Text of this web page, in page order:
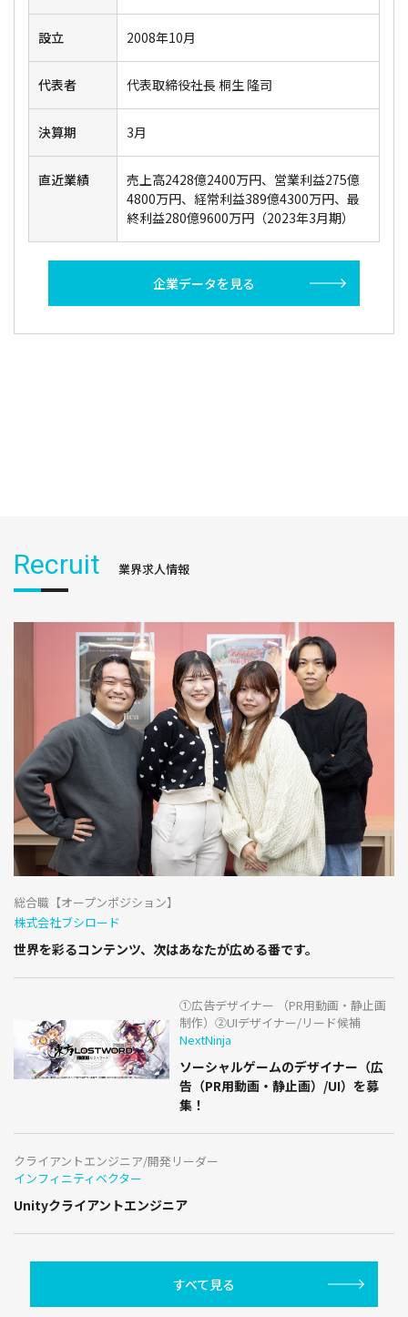
設立 2008年10月
代表者 代表取締役社長 桐生 隆司
決算期 3月
直近業績
売上高2428億2400万円、営業利益275億
4800万円、経常利益389億4300万円、最
終利益280億9600万円（2023年3月期）
企業データを見る
Recruit 業界求人情報
総合職【オープンポジション】
株式会社ブシロード
世界を彩るコンテンツ、次はあなたが広める番です。
①広告デザイナー （PR用動画・静止画
制作）②UIデザイナー/リード候補
NextNinja
ソーシャルゲームのデザイナー（広
告（PR用動画・静止画）/UI）を募
集！
クライアントエンジニア/開発リーダー
インフィニティベクター
Unityクライアントエンジニア
すべて見る